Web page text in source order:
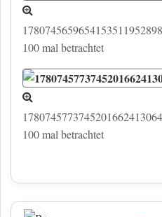
100 mal betrachtet
100 mal betrachtet